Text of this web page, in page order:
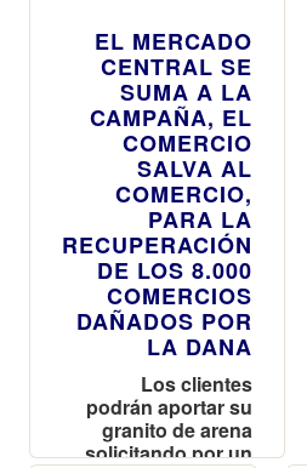
EL MERCADO
CENTRAL SE
SUMA A LA
CAMPAÑA, EL
COMERCIO
SALVA AL
COMERCIO,
PARA LA
RECUPERACIÓN
DE LOS 8.000
COMERCIOS
DAÑADOS POR
LA DANA
Los clientes
podrán aportar su
granito de arena
solicitando por un